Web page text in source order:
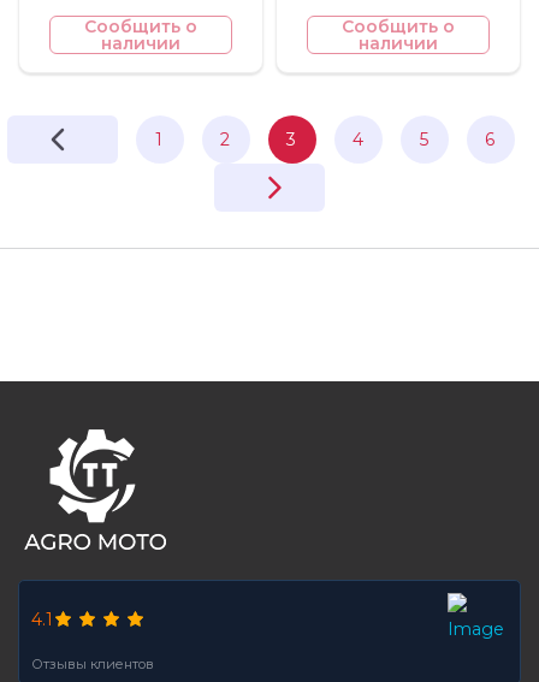
Сообщить о
наличии
Сообщить о
наличии
1 2 3 4 5 6
4.1
Отзывы клиентов